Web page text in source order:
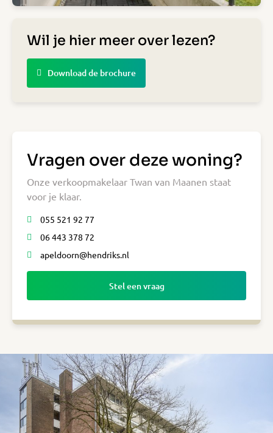
Wil je hier meer over lezen?
Download de brochure
Vragen over deze woning?
Onze verkoopmakelaar Twan van Maanen staat
voor je klaar.
055 521 92 77
06 443 378 72
apeldoorn@hendriks.nl
Stel een vraag